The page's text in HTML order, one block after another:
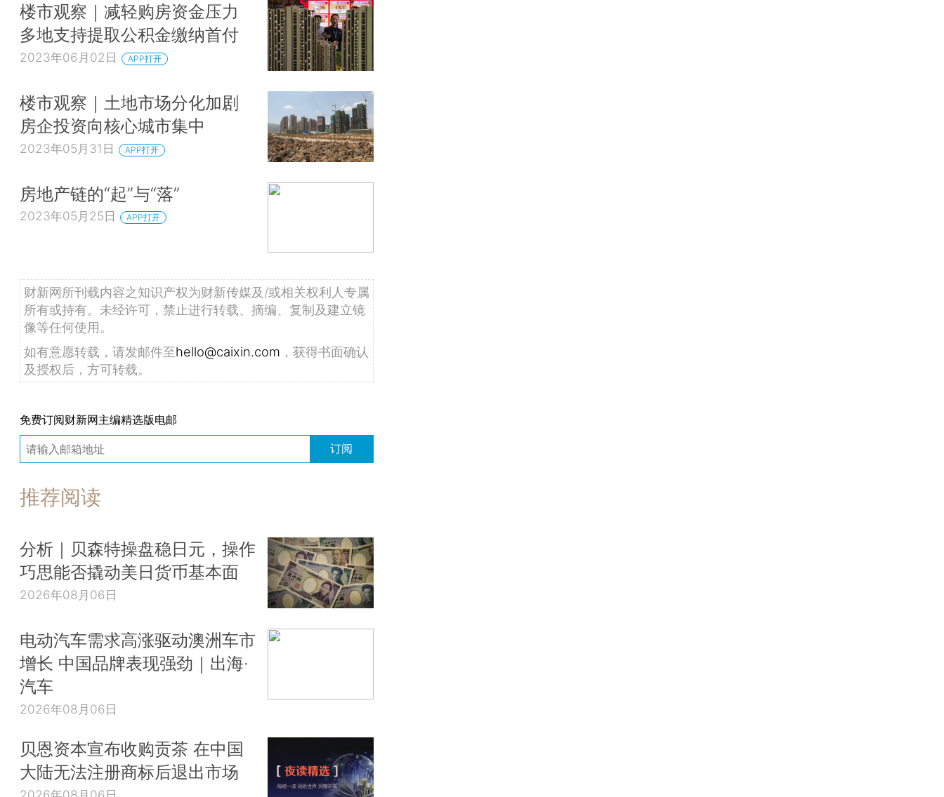
楼市观察｜减轻购房资金压力
多地支持提取公积金缴纳首付
2023年06月02日 APP打开
楼市观察｜土地市场分化加剧
房企投资向核心城市集中
2023年05月31日 APP打开
房地产链的“起”与“落”
2023年05月25日 APP打开
财新网所刊载内容之知识产权为财新传媒及/或相关权利人专属
所有或持有。未经许可，禁止进行转载、摘编、复制及建立镜
像等任何使用。
如有意愿转载，请发邮件至hello@caixin.com ，获得书面确认
及授权后，方可转载。
免费订阅财新网主编精选版电邮
订阅
推荐阅读
分析｜贝森特操盘稳日元，操作
巧思能否撬动美日货币基本面
2026年08月06日
电动汽车需求高涨驱动澳洲车市
增长 中国品牌表现强劲｜出海·
汽车
2026年08月06日
贝恩资本宣布收购贡茶 在中国
大陆无法注册商标后退出市场